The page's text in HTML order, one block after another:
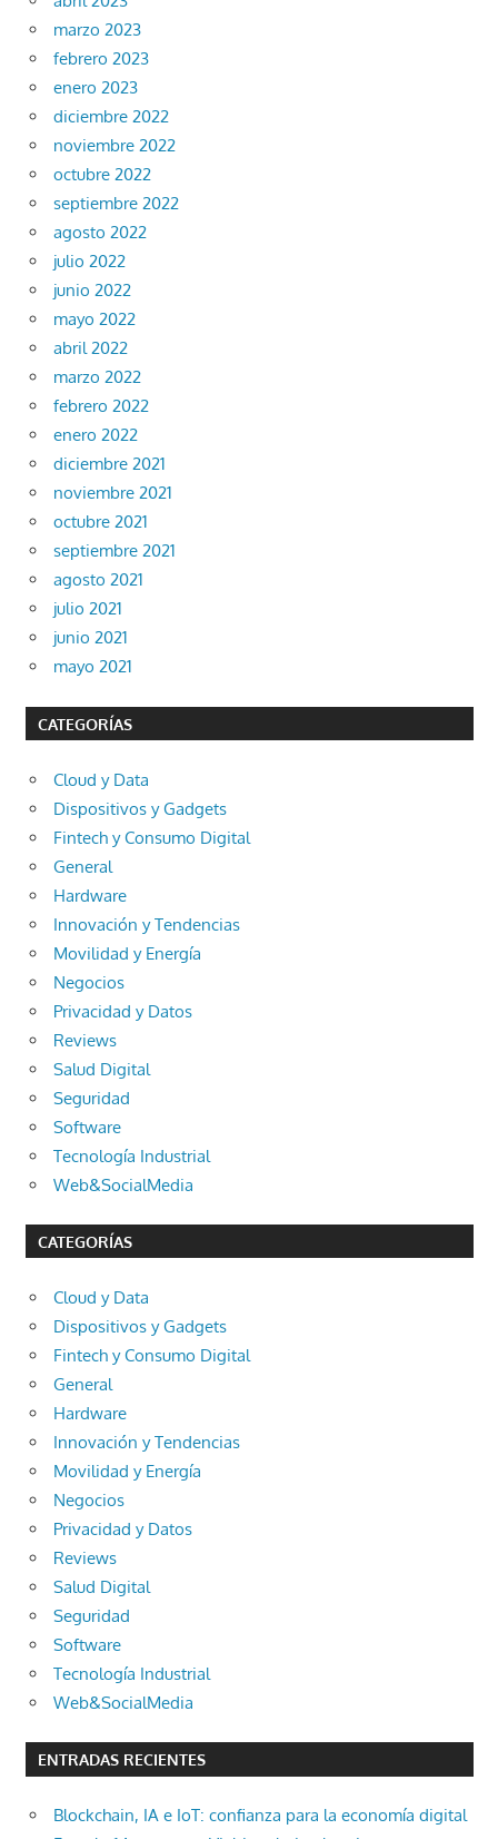
marzo 2023
febrero 2023
enero 2023
diciembre 2022
noviembre 2022
octubre 2022
septiembre 2022
agosto 2022
julio 2022
junio 2022
mayo 2022
abril 2022
marzo 2022
febrero 2022
enero 2022
diciembre 2021
noviembre 2021
octubre 2021
septiembre 2021
agosto 2021
julio 2021
junio 2021
mayo 2021
CATEGORÍAS
Cloud y Data
Dispositivos y Gadgets
Fintech y Consumo Digital
General
Hardware
Innovación y Tendencias
Movilidad y Energía
Negocios
Privacidad y Datos
Reviews
Salud Digital
Seguridad
Software
Tecnología Industrial
Web&SocialMedia
CATEGORÍAS
Cloud y Data
Dispositivos y Gadgets
Fintech y Consumo Digital
General
Hardware
Innovación y Tendencias
Movilidad y Energía
Negocios
Privacidad y Datos
Reviews
Salud Digital
Seguridad
Software
Tecnología Industrial
Web&SocialMedia
ENTRADAS RECIENTES
Blockchain, IA e IoT: confianza para la economía digital